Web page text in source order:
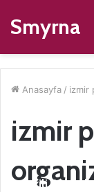
Smyrna
Anasayfa / izmir
izmir
Etkili Bir